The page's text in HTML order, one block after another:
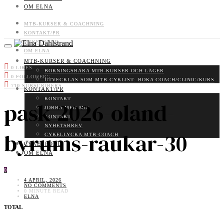
OM ELNA
MTB-KURSER & COACHNING
KONTAKT/PR
CYKELPODD
OM ELNA
0 LIKES
0 FOLLOWERS
710 SUBSCRIBERS
MTB-KURSER & COACHNING
BOKNINGSBARA MTB-KURSER OCH LÄGER
UTVECKLAS SOM MTB-CYKLIST: BOKA COACH/CLINIC/KURS
KONTAKT/PR
KONTAKT
JOBBA MED MIG
KONTAKT
NYHETSBREV
CYKELLYCKA MTB-COACH
CYKELPODD
OM ELNA
0
pask-2026-oland-
byrums-raukar-30
4 APRIL, 2026
NO COMMENTS
0 MINUTE READ
ELNA
TOTAL